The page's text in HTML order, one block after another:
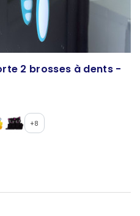
2 brosses à dents -
+8